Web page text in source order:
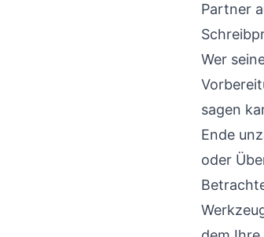
Partner
Wer
sagen
Ende
oder